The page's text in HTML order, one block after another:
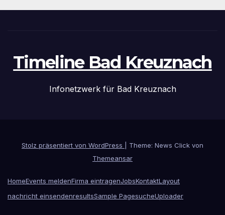
Timeline Bad Kreuznach
Infonetzwerk für Bad Kreuznach
Stolz präsentiert von WordPress
Theme: News Click von
Themeansar
HomeEvents meldenFirma eintragenJobsKontaktLayout
nachricht einsendenresultsSample PagesucheUploader